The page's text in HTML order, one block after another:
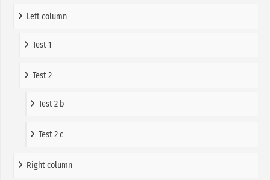
Left column
Test 1
Test 2
Test 2 b
Test 2 c
Right column